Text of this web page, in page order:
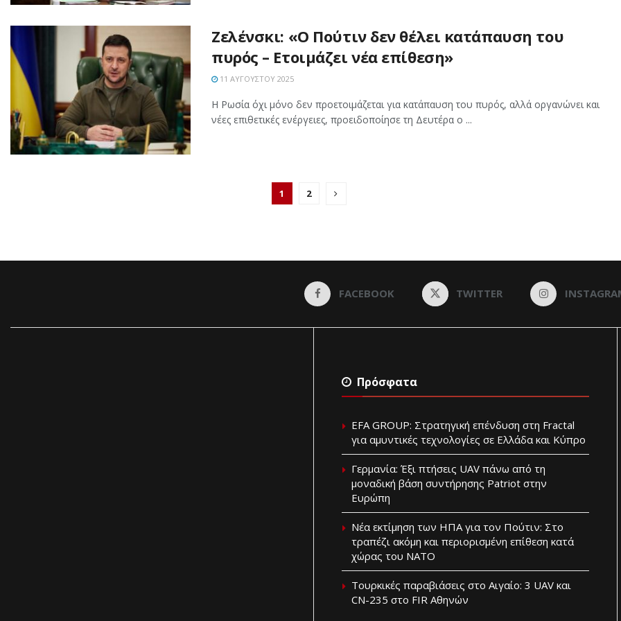
Ζελένσκι: «Ο Πούτιν δεν θέλει κατάπαυση του
πυρός – Ετοιμάζει νέα επίθεση»
11 ΑΥΓΟΎΣΤΟΥ 2025
Η Ρωσία όχι μόνο δεν προετοιμάζεται για κατάπαυση του πυρός, αλλά οργανώνει και
νέες επιθετικές ενέργειες, προειδοποίησε τη Δευτέρα ο ...
1 2
FACEBOOK TWITTER
Πρόσφατα
EFA GROUP: Στρατηγική επένδυση στη Fractal
για αμυντικές τεχνολογίες σε Ελλάδα και Κύπρο
Γερμανία: Έξι πτήσεις UAV πάνω από τη
μοναδική βάση συντήρησης Patriot στην
Ευρώπη
Νέα εκτίμηση των ΗΠΑ για τον Πούτιν: Στο
τραπέζι ακόμη και περιορισμένη επίθεση κατά
χώρας του ΝΑΤΟ
Τουρκικές παραβιάσεις στο Αιγαίο: 3 UAV και
CN-235 στο FIR Αθηνών